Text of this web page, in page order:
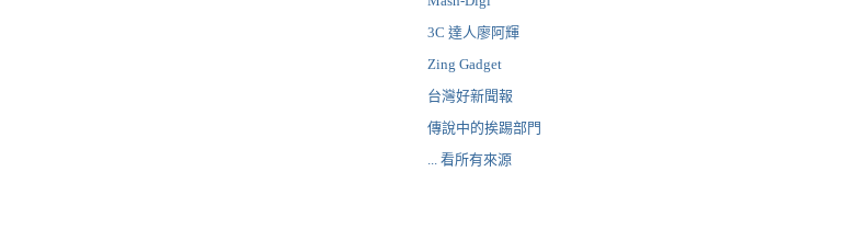
3C 達人廖阿輝
Zing Gadget
台灣好新聞報
傳說中的挨踢部門
... 看所有來源